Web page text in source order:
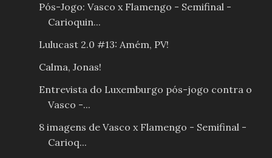
Pós-Jogo: Vasco x Flamengo - Semifinal -
Carioquin...
Lulucast 2.0 #13: Amém, PV!
Calma, Jonas!
Entrevista do Luxemburgo pós-jogo contra o
Vasco -...
8 imagens de Vasco x Flamengo - Semifinal -
Carioq...